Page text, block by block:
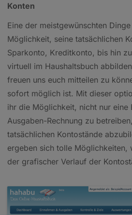
Konten
Eine der meistgewünschten
Möglichkeit, seine tatsächlichen
Sparkonto, Kreditkonto, bis hin
virtuell im Haushaltsbuch
freuen uns euch mitteilen zu
sofort möglich ist. Mit dieser
ihr die Möglichkeit, nicht nur eine
Ausgaben-Rechnung zu
tatsächlichen Kontostände
ergeben sich tolle Möglichkeiten,
der grafischer Verlauf der